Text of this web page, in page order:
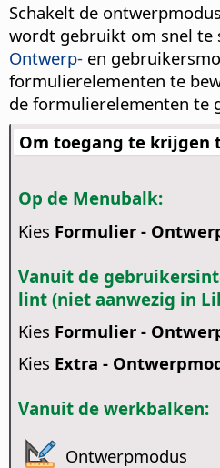
Schakelt de
wordt gebruikt om snel te
Ontwerp- en
formulierelementen te
de formulierelementen te
Om toegang te krijgen
Op de Menubalk:
Kies Formulier -
Vanuit de
lint (niet aanwezig in
Kies Formulier -
Kies Extra -
Vanuit de werkbalken:
Ontwerpmodus